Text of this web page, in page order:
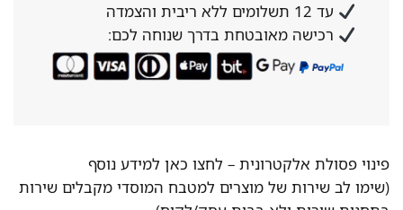
עד 12 תשלומים ללא ריבית והצמדה
רכישה מאובטחת בדרך שנוחה לכם:
פינוי פסולת אלקטרונית –לחצו כאן למידע נוסף
(שימו לב שירות של מוצרים למטבח המוסדי מקבלים שירות